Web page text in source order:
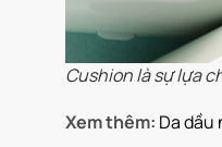
Cushion là sự lựa
Xem thêm: Da dầu